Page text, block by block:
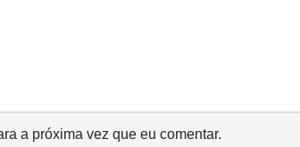
a próxima vez que eu comentar.